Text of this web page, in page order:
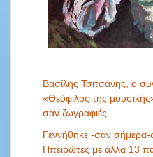
Βασίλης Τσιτσάνης, ο
«Θεόφιλος της
σαν ζωγραφιές.
Γεννήθηκε -σαν σήμερα-
Ηπειρώτες με άλλα 13